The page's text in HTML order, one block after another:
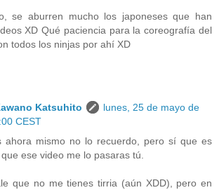
se aburren mucho los japoneses que han
XD Qué paciencia para la coreografía del
todos los ninjas por ahí XD
Katsuhito
lunes, 25 de mayo de
CEST
ahora mismo no lo recuerdo, pero sí que es
ese video me lo pasaras tú.
que no me tienes tirria (aún XDD), pero en